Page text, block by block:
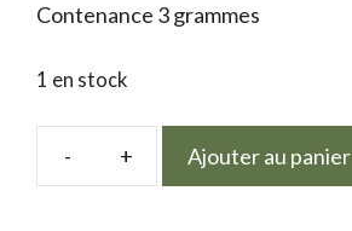
Contenance 3 grammes
1 en stock
quantité
Ajouter au panier